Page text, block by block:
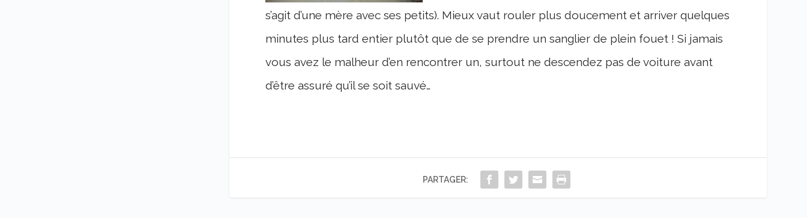
s’agit d’une mère avec ses petits). Mieux vaut rouler plus doucement et arriver quelques
minutes plus tard entier plutôt que de se prendre un sanglier de plein fouet ! Si jamais
vous avez le malheur d’en rencontrer un, surtout ne descendez pas de voiture avant
d’être assuré qu’il se soit sauvé…
PARTAGER: